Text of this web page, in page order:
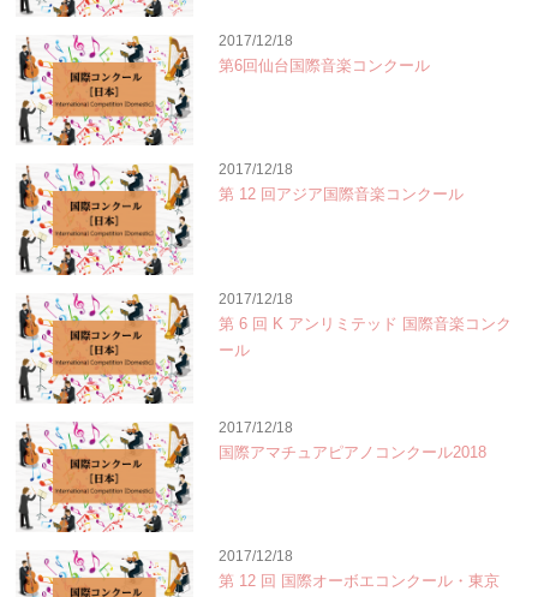
2017/12/18
第6回仙台国際音楽コンクール
2017/12/18
第 12 回アジア国際音楽コンクール
2017/12/18
第 6 回 K アンリミテッド 国際音楽コンク
ール
2017/12/18
国際アマチュアピアノコンクール2018
2017/12/18
第 12 回 国際オーボエコンクール・東京